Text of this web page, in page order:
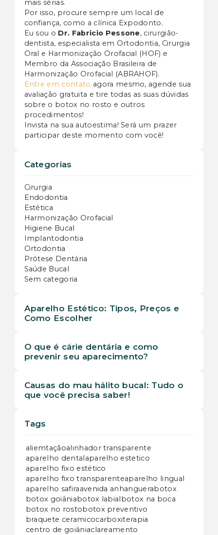
Categorias
Cirurgia
Endodontia
Estética
Harmonização Orofacial
Higiene Bucal
Implantodontia
Ortodontia
Prótese Dentária
Saúde Bucal
Sem categoria
Aparelho Estético: Tipos, Preços e
Como Escolher
O que é cárie dentária e como
prevenir seu aparecimento?
Causas do mau hálito bucal: Tudo o
que você precisa saber!
Tags
aliemtaçãoalinhador transparente
aparelho dental aparelho estetico
aparelho fixo estético
aparelho fixo transparenteaparelho lingual
aparelho safiraavenida anhanguera botox
botox goiânia botox labial botox na boca
botox no rosto botox preventivo
braquete ceramicocarboxiterapia
centro de goiâniaclareamento
mais sérias.
Por isso, procure sempre um local de
confiança, como a clínica Expodonto.
Eu sou o Dr. Fabricio Pessone, cirurgião-
dentista, especialista em Ortodontia, Cirurgia
Oral e Harmonização Orofacial (HOF) e
Membro da Associação Brasileira de
Harmonização Orofacial (ABRAHOF).
Entre em contato agora mesmo, agende sua
avaliação gratuita e tire todas as suas dúvidas
sobre o botox no rosto e outros
procedimentos!
Invista na sua autoestima! Será um prazer
participar deste momento com você!